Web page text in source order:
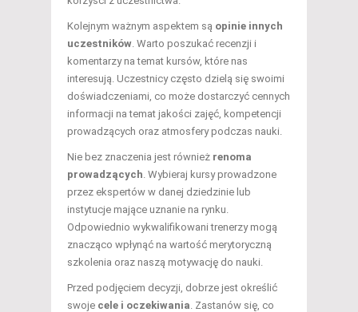
Kolejnym ważnym aspektem są opinie innych
uczestników . Warto poszukać recenzji i
komentarzy na temat kursów, które nas
interesują. Uczestnicy często dzielą się swoimi
doświadczeniami, co może dostarczyć cennych
informacji na temat jakości zajęć, kompetencji
prowadzących oraz atmosfery podczas nauki.
Nie bez znaczenia jest również renoma
prowadzących . Wybieraj kursy prowadzone
przez ekspertów w danej dziedzinie lub
instytucje mające uznanie na rynku.
Odpowiednio wykwalifikowani trenerzy mogą
znacząco wpłynąć na wartość merytoryczną
szkolenia oraz naszą motywację do nauki.
Przed podjęciem decyzji, dobrze jest określić
swoje cele i oczekiwania . Zastanów się, co